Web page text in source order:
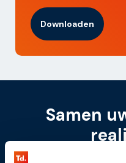
Downloaden
Samen